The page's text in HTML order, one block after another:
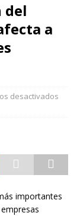
del
a
desactivados
importantes